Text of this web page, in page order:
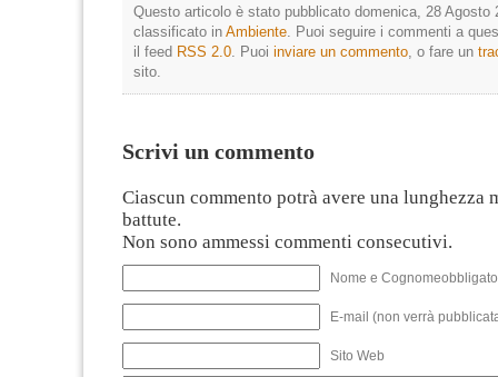
Questo articolo è stato pubblicato domenica, 28 Agosto
classificato in Ambiente . Puoi seguire i commenti a
il feed RSS 2.0 . Puoi inviare un commento , o fare un
sito.
Scrivi un commento
Ciascun commento potrà avere una lunghezza
battute.
Non sono ammessi commenti consecutivi.
Nome e
E-mail (non verrà
Sito Web